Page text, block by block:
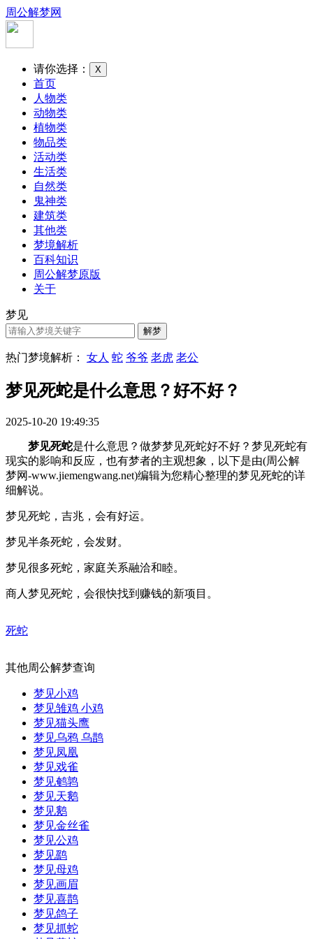
周公解梦网
请你选择： X
首页
人物类
动物类
植物类
物品类
活动类
生活类
自然类
鬼神类
建筑类
其他类
梦境解析
百科知识
周公解梦原版
关于
梦见
热门梦境解析： 女人 蛇 爷爷 老虎 老公
梦见死蛇是什么意思？好不好？
2025-10-20 19:49:35
梦见死蛇是什么意思？做梦梦见死蛇好不好？梦见死蛇有
现实的影响和反应，也有梦者的主观想象，以下是由(周公解
梦网-www.jiemengwang.net)编辑为您精心整理的梦见死蛇的详
细解说。
梦见死蛇，吉兆，会有好运。
梦见半条死蛇，会发财。
梦见很多死蛇，家庭关系融洽和睦。
商人梦见死蛇，会很快找到赚钱的新项目。
死蛇
其他周公解梦查询
梦见小鸡
梦见雏鸡 小鸡
梦见猫头鹰
梦见乌鸦 乌鹊
梦见凤凰
梦见戏雀
梦见鹌鹑
梦见天鹅
梦见鹅
梦见金丝雀
梦见公鸡
梦见鹞
梦见母鸡
梦见画眉
梦见喜鹊
梦见鸽子
梦见抓蛇